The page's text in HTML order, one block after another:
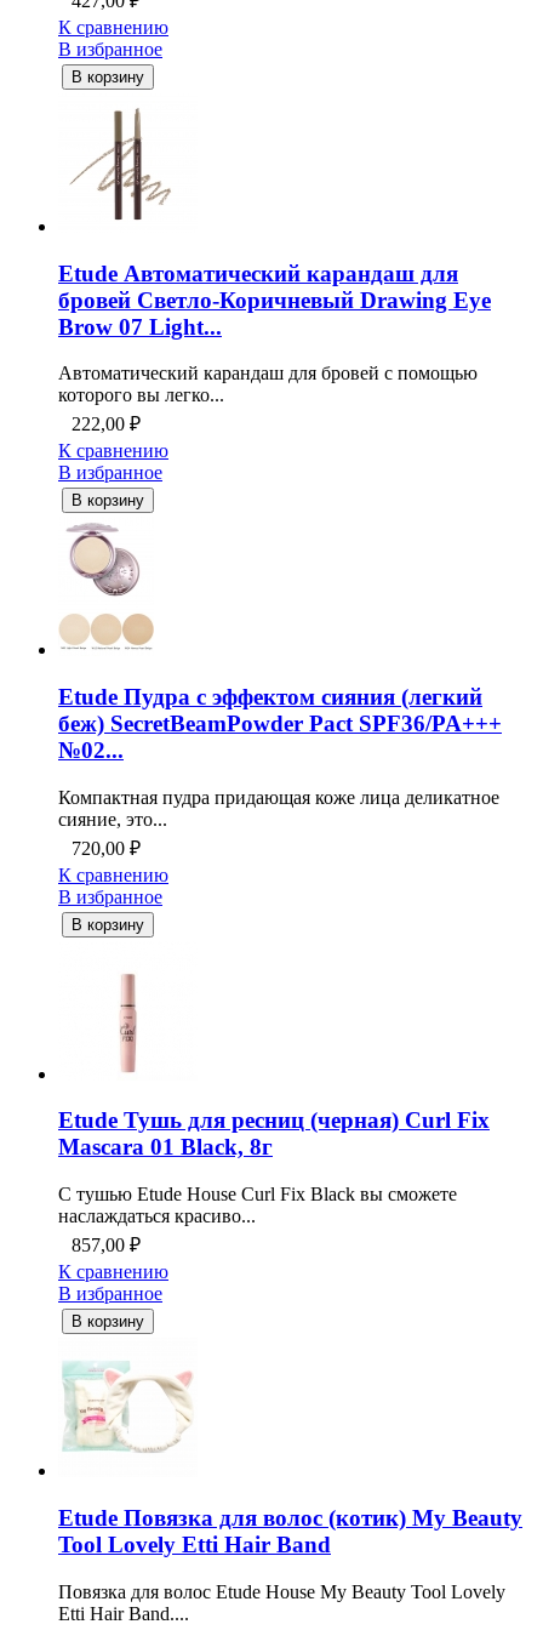
К сравнению
В избранное
В корзину
Etude Автоматический карандаш для
бровей Светло-Коричневый Drawing Eye
Brow 07 Light...
Автоматический карандаш для бровей с помощью
которого вы легко...
222,00 ₽
К сравнению
В избранное
В корзину
Etude Пудра с эффектом сияния (легкий
беж) SecretBeamPowder Pact SPF36/PA+++
№02...
Компактная пудра придающая коже лица деликатное
сияние, это...
720,00 ₽
К сравнению
В избранное
В корзину
Etude Тушь для ресниц (черная) Curl Fix
Mascara 01 Black, 8г
С тушью Etude House Curl Fix Black вы сможете
наслаждаться красиво...
857,00 ₽
К сравнению
В избранное
В корзину
Etude Повязка для волос (котик) My Beauty
Tool Lovely Etti Hair Band
Повязка для волос Etude House My Beauty Tool Lovely
Etti Hair Band....